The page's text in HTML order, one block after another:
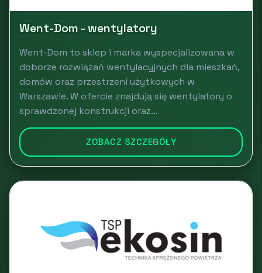
Went-Dom - wentylatory
Went-Dom to sklep i marka wyspecjalizowana w
doborze rozwiązań wentylacyjnych dla mieszkań,
domów oraz przestrzeni użytkowych w
Warszawie. W ofercie znajdują się wentylatory o
sprawdzonej konstrukcji oraz...
ZOBACZ SZCZEGÓŁY